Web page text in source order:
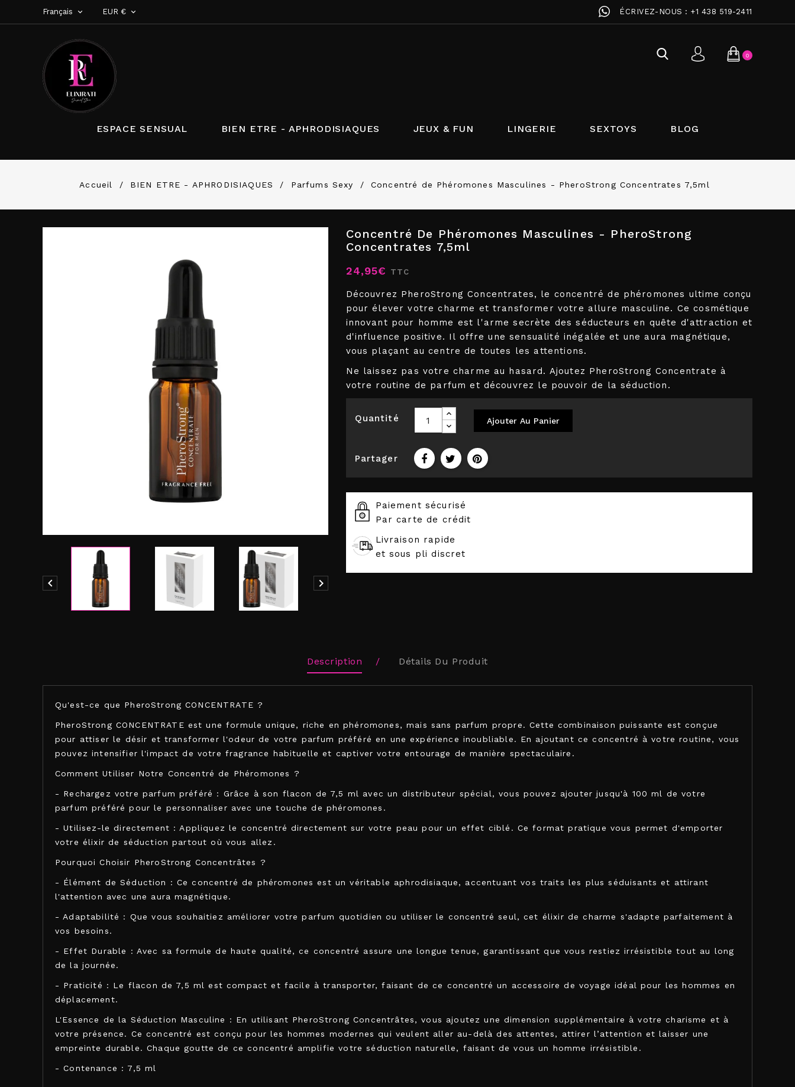
Français  EUR €  ÉCRIVEZ-NOUS : +1 438 519-2411
0
ESPACE SENSUAL BIEN ETRE - APHRODISIAQUES JEUX & FUN LINGERIE SEXTOYS BLOG
Accueil BIEN ETRE - APHRODISIAQUES Parfums Sexy Concentré de Phéromones Masculines - PheroStrong Concentrates 7,5ml
 
Concentré De Phéromones Masculines - PheroStrong
Concentrates 7,5ml
24,95€ TTC
Découvrez PheroStrong Concentrates, le concentré de phéromones ultime conçu
pour élever votre charme et transformer votre allure masculine. Ce cosmétique
innovant pour homme est l'arme secrète des séducteurs en quête d'attraction et
d'influence positive. Il offre une sensualité inégalée et une aura magnétique,
vous plaçant au centre de toutes les attentions.
Ne laissez pas votre charme au hasard. Ajoutez PheroStrong Concentrate à
votre routine de parfum et découvrez le pouvoir de la séduction.
Quantité Ajouter Au Panier
Partager
Paiement sécurisé
Par carte de crédit
Livraison rapide
et sous pli discret
Description Détails Du Produit
Qu'est-ce que PheroStrong CONCENTRATE ?
PheroStrong CONCENTRATE est une formule unique, riche en phéromones, mais sans parfum propre. Cette combinaison puissante est conçue
pour attiser le désir et transformer l'odeur de votre parfum préféré en une expérience inoubliable. En ajoutant ce concentré à votre routine, vous
pouvez intensifier l'impact de votre fragrance habituelle et captiver votre entourage de manière spectaculaire.
Comment Utiliser Notre Concentré de Phéromones ?
- Rechargez votre parfum préféré : Grâce à son flacon de 7,5 ml avec un distributeur spécial, vous pouvez ajouter jusqu'à 100 ml de votre
parfum préféré pour le personnaliser avec une touche de phéromones.
- Utilisez-le directement : Appliquez le concentré directement sur votre peau pour un effet ciblé. Ce format pratique vous permet d'emporter
votre élixir de séduction partout où vous allez.
Pourquoi Choisir PheroStrong Concentrâtes ?
- Élément de Séduction : Ce concentré de phéromones est un véritable aphrodisiaque, accentuant vos traits les plus séduisants et attirant
l'attention avec une aura magnétique.
- Adaptabilité : Que vous souhaitiez améliorer votre parfum quotidien ou utiliser le concentré seul, cet élixir de charme s'adapte parfaitement à
vos besoins.
- Effet Durable : Avec sa formule de haute qualité, ce concentré assure une longue tenue, garantissant que vous restiez irrésistible tout au long
de la journée.
- Praticité : Le flacon de 7,5 ml est compact et facile à transporter, faisant de ce concentré un accessoire de voyage idéal pour les hommes en
déplacement.
L'Essence de la Séduction Masculine : En utilisant PheroStrong Concentrâtes, vous ajoutez une dimension supplémentaire à votre charisme et à
votre présence. Ce concentré est conçu pour les hommes modernes qui veulent aller au-delà des attentes, attirer l’attention et laisser une
empreinte durable. Chaque goutte de ce concentré amplifie votre séduction naturelle, faisant de vous un homme irrésistible.
- Contenance : 7,5 ml